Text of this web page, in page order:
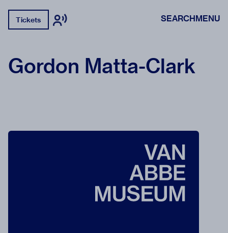
Tickets SEARCHMENU
Gordon Matta-Clark